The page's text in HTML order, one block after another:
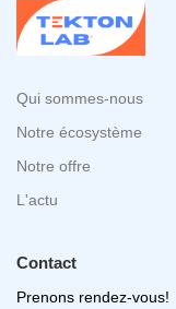
Qui sommes-nous
Notre écosystème
Notre offre
L'actu
Contact
Prenons rendez-vous!